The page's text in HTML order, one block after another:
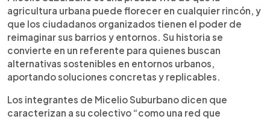
agricultura urbana puede florecer en cualquier rincón, y
que los ciudadanos organizados tienen el poder de
reimaginar sus barrios y entornos. Su historia se
convierte en un referente para quienes buscan
alternativas sostenibles en entornos urbanos,
aportando soluciones concretas y replicables.
Los integrantes de Micelio Suburbano dicen que
caracterizan a su colectivo “como una red que